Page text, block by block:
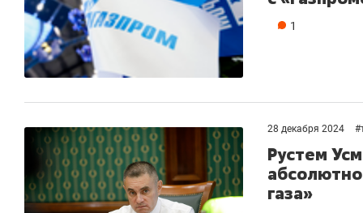
1
28 декабря 2024 #
Рустем
газа»